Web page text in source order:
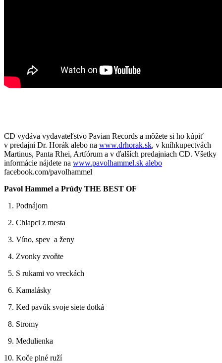
CD vydáva vydavateľstvo Pavian Records a môžete si ho kúpiť
v predajni Dr. Horák alebo na www.drhorak.sk, v kníhkupectvách
Martinus, Panta Rhei, Artfórum a v ďalších predajniach CD. Všetky
informácie nájdete na www.pavolhammel.sk alebo
facebook.com/pavolhammel
Pavol Hammel a Prúdy THE BEST OF
1. Podnájom
2. Chlapci z mesta
3. Víno, spev a ženy
4. Zvonky zvoňte
5. S rukami vo vreckách
6. Kamalásky
7. Ked pavúk svoje siete dotká
8. Stromy
9. Medulienka
10. Koče plné ruží